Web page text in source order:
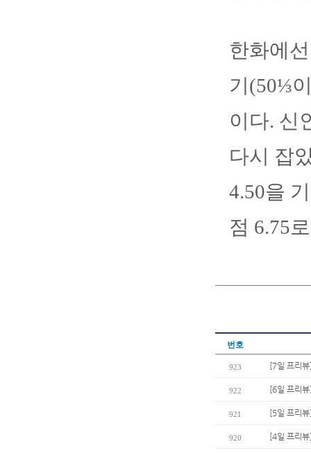
한화에
기(50⅓
이다. 신
다시 잡
4.50을
점 6.75
번호
923 [7일 프리
922 [6일 프리
921 [5일 프리
920 [4일 프리